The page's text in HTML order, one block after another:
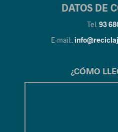
DATOS DE
Tel. 93
E-mail:.
¿CÓMO